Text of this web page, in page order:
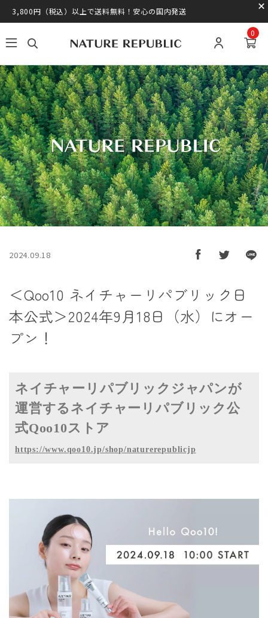
3,800円（税込）以上で送料無料！安心の国内発送
0
2024.09.18
＜Qoo10 ネイチャーリパブリック日
本公式＞2024年9月18日（水）にオー
プン！
ネイチャーリパブリックジャパンが
運営するネイチャーリパブリック公
式Qoo10ストア
https://www.qoo10.jp/shop/naturerepublicjp